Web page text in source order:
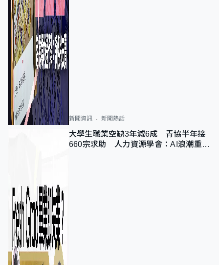
新聞資訊 新聞熱話
大學生職業空缺3年減6成 青協半年接
660宗求助 人力資源學會：AI浪潮重整